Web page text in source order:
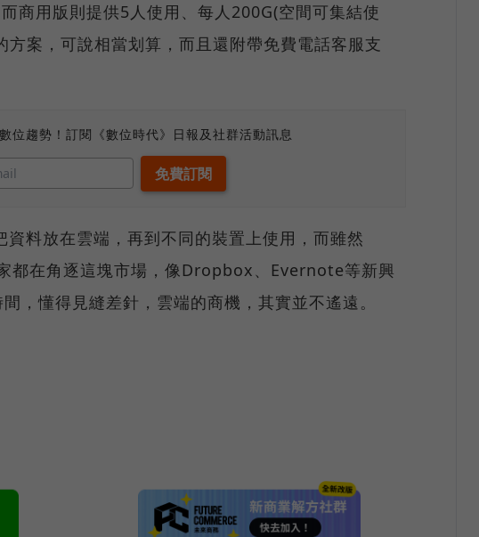
商用版則提供5人使用、每人200G(空間可集結使
案，可說相當划算，而且還附帶免費電話客服支
位趨勢！訂閱《數位時代》日報及社群活動訊息
料放在雲端，再到不同的裝置上使用，而雖然
都在角逐這塊市場，像Dropbox、Evernote等新興
，懂得見縫差針，雲端的商機，其實並不遙遠。